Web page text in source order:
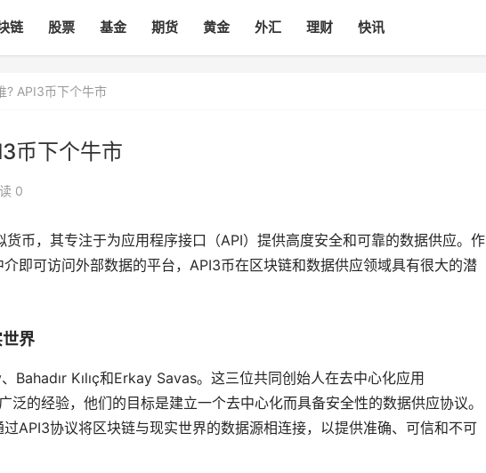
链 股票 基金 期货 黄金 外汇 理财 快讯
? API3币下个牛市
币下个牛市
0
货币，其专注于为应用程序接口（API）提供高度安全和可靠的数据供应。作
即可访问外部数据的平台，API3币在区块链和数据供应领域具有很大的潜
界
Bahadır Kılıç和Erkay Savas。这三位共同创始人在去中心化应用
泛的经验，他们的目标是建立一个去中心化而具备安全性的数据供应协议。
API3协议将区块链与现实世界的数据源相连接，以提供准确、可信和不可